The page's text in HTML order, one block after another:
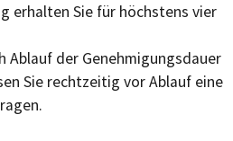
erhalten Sie für höchstens vier
Ablauf der Genehmigungsdauer
Sie rechtzeitig vor Ablauf eine